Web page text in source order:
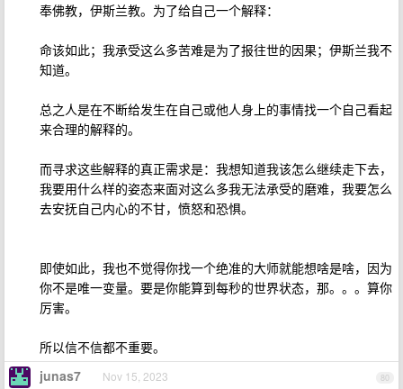
奉佛教，伊斯兰教。为了给自己一个解释：
命该如此；我承受这么多苦难是为了报往世的因果；伊斯兰我不
知道。
总之人是在不断给发生在自己或他人身上的事情找一个自己看起
来合理的解释的。
而寻求这些解释的真正需求是：我想知道我该怎么继续走下去，
我要用什么样的姿态来面对这么多我无法承受的磨难，我要怎么
去安抚自己内心的不甘，愤怒和恐惧。
即使如此，我也不觉得你找一个绝准的大师就能想啥是啥，因为
你不是唯一变量。要是你能算到每秒的世界状态，那。。。算你
厉害。
所以信不信都不重要。
80
junas7 Nov 15, 2023